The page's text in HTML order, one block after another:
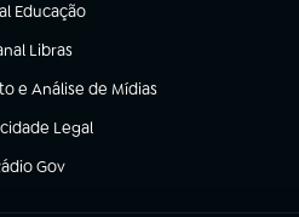
Educação
em nova aba)
Libras
em nova aba)
e Análise de Mídias
aba)
Legal
nova aba)
Gov
em nova aba)